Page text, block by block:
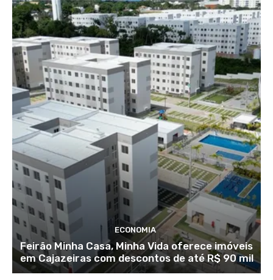
ECONOMIA
Feirão Minha Casa, Minha Vida oferece imóveis
em Cajazeiras com descontos de até R$ 90 mil